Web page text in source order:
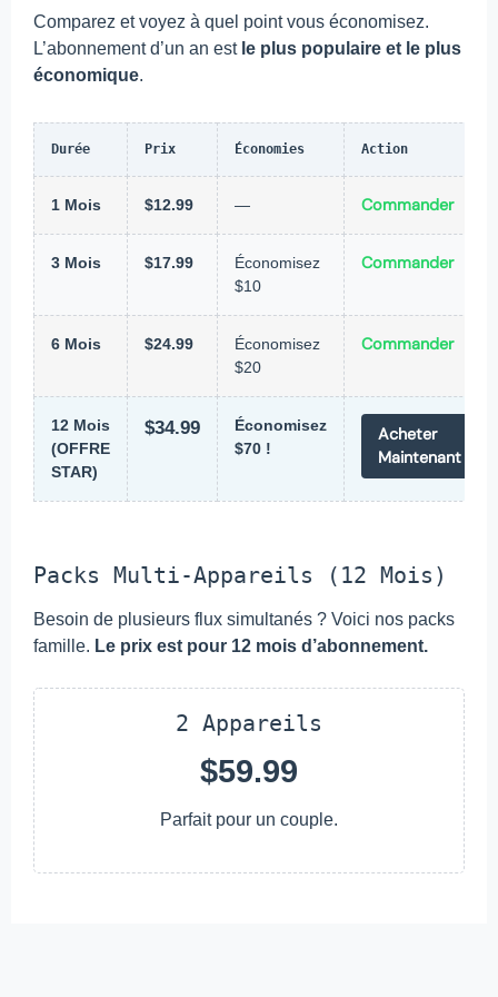
Comparez et voyez à quel point vous économisez.
L’abonnement d’un an est le plus populaire et le plus
économique.
Durée Prix Économies Action
1 Mois $12.99 — Commander
3 Mois $17.99
Économisez
$10
Commander
6 Mois $24.99
Économisez
$20
Commander
12 Mois
(OFFRE
STAR)
$34.99
Économisez
$70 !
Acheter
Maintenant
Packs Multi-Appareils (12 Mois)
Besoin de plusieurs flux simultanés ? Voici nos packs
famille. Le prix est pour 12 mois d’abonnement.
2 Appareils
$59.99
Parfait pour un couple.